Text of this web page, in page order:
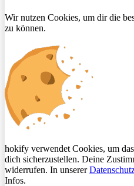
Wir nutzen Cookies, um dir die
zu können.
hokify verwendet Cookies, um
dich sicherzustellen. Deine
widerrufen. In unserer
Infos.